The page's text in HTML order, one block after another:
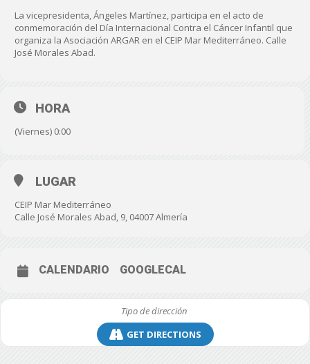
La vicepresidenta, Ángeles Martínez, participa en el acto de
conmemoración del Día Internacional Contra el Cáncer Infantil que
organiza la Asociación ARGAR en el CEIP Mar Mediterráneo. Calle
José Morales Abad.
HORA
(Viernes) 0:00
LUGAR
CEIP Mar Mediterráneo
Calle José Morales Abad, 9, 04007 Almería
CALENDARIO GOOGLECAL
GET DIRECTIONS